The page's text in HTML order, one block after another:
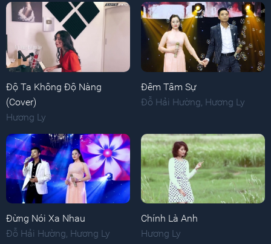
Độ Ta Không Độ Nàng
(Cover)
Hương Ly
Đêm Tâm Sự
Đỗ Hải Hường Hương Ly
Đừng Nói Xa Nhau
Đỗ Hải Hường, Hương Ly
Chính Là Anh
Hương Ly